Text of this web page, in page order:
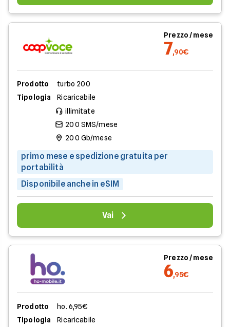
Prezzo / mese
7,90€
Prodotto
turbo 200
Tipologia
Ricaricabile
illimitate
200 SMS/mese
200 Gb/mese
primo mese e spedizione gratuita per
portabilità
Disponibile anche in eSIM
Vai
Prezzo / mese
6,95€
Prodotto
ho. 6,95€
Tipologia
Ricaricabile